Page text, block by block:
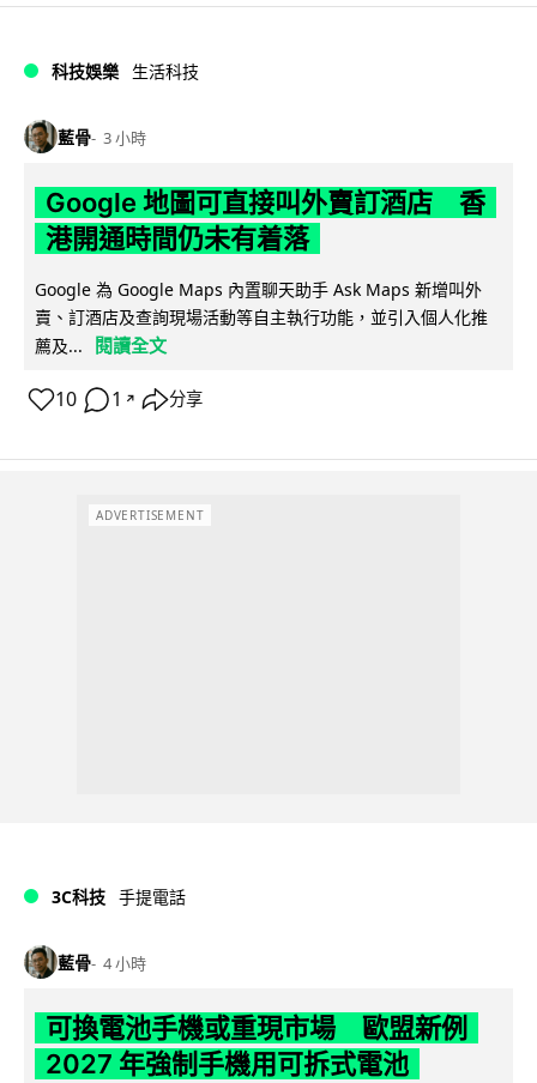
科技娛樂 生活科技
藍骨 3 小時
Google 地圖可直接叫外賣訂酒店 香
港開通時間仍未有着落
Google 為 Google Maps 內置聊天助手 Ask Maps 新增叫外
賣、訂酒店及查詢現場活動等自主執行功能，並引入個人化推
薦及...
閱讀全文
10 1 ↗ 分享
ADVERTISEMENT
3C科技 手提電話
藍骨 4 小時
可換電池手機或重現市場 歐盟新例
2027 年強制手機用可拆式電池